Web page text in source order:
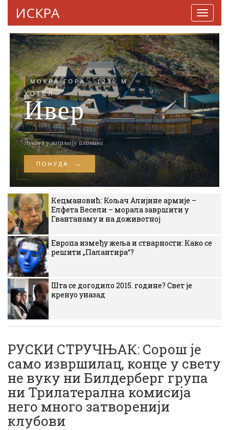
ИСКРА
Кецмановић: Кољач Алијине армије –
Елфета Весели – морала завршити у
Гвантанаму и на доживотној
Европа између жеља и стварности: Како се
решити „Палантира“?
Шта се догодило 2015. године? Свет је
кренуо уназад
РУСКИ СТРУЧЊАК: Сорош је
само извршилац, конце у свету
не вуку ни Билдерберг група
ни Трилатерална комисија
него много затворенији
клубови